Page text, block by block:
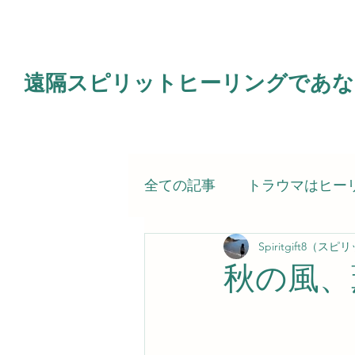
遠隔スピリットヒーリングであ
全ての記事 トラウマはヒー
電子書籍 霊的治療（
秋の風
Spiritgift8（スピリ